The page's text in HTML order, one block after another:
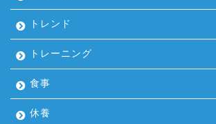
トレンド
トレーニング
食事
休養